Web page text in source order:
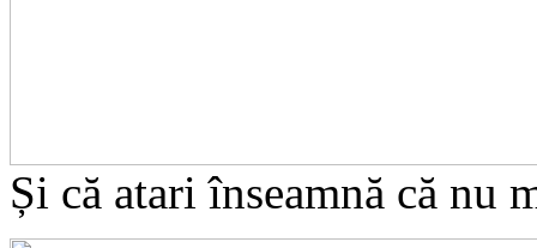
Și că atari înseamnă că nu